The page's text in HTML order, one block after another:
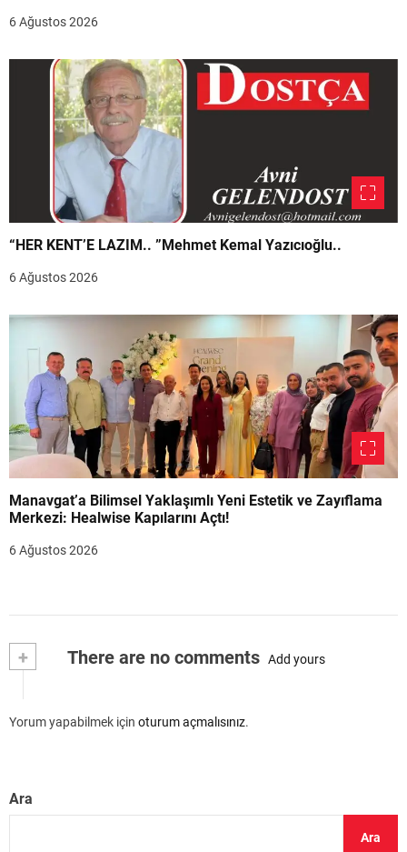
6 Ağustos 2026
“HER KENT’E LAZIM.. ”Mehmet Kemal Yazıcıoğlu..
6 Ağustos 2026
Manavgat’a Bilimsel Yaklaşımlı Yeni Estetik ve Zayıflama
Merkezi: Healwise Kapılarını Açtı!
6 Ağustos 2026
+ There are no comments Add yours
Yorum yapabilmek için oturum açmalısınız.
Ara
Ara